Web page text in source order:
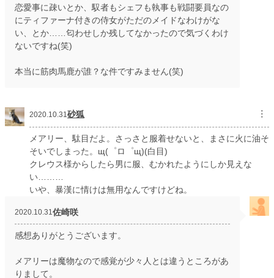
恋愛事に疎いとか、馭者もシェフも執事も戦闘要員なの
にティファーナ付きの侍女がただのメイドなわけがな
い、とか……匂わせしか残してなかったので気づくわけ
ないですね(笑)
本当に筋肉馬鹿が誰？な件ですみません(笑)
2020.10.31砂狐 ︙
メアリー、駄目だよ。さっさと服着せないと、まさに火に油そ
そいでしまった。щ(゜ロ゜щ)(白目)
クレウス様からしたら男に服、むかれたようにしか見えな
い………
いや、暴漢に情けは無用なんですけどね。
2020.10.31佐崎咲
感想ありがとうございます。
メアリーは魔物なので感覚が少々人とは違うところがあ
りまして。